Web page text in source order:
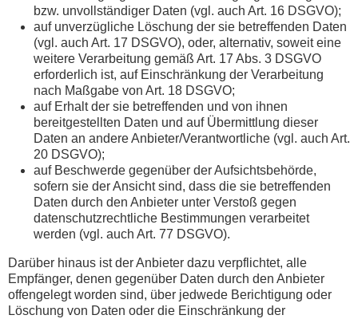
bzw. unvollständiger Daten (vgl. auch Art. 16 DSGVO);
auf unverzügliche Löschung der sie betreffenden Daten
(vgl. auch Art. 17 DSGVO), oder, alternativ, soweit eine
weitere Verarbeitung gemäß Art. 17 Abs. 3 DSGVO
erforderlich ist, auf Einschränkung der Verarbeitung
nach Maßgabe von Art. 18 DSGVO;
auf Erhalt der sie betreffenden und von ihnen
bereitgestellten Daten und auf Übermittlung dieser
Daten an andere Anbieter/Verantwortliche (vgl. auch Art.
20 DSGVO);
auf Beschwerde gegenüber der Aufsichtsbehörde,
sofern sie der Ansicht sind, dass die sie betreffenden
Daten durch den Anbieter unter Verstoß gegen
datenschutzrechtliche Bestimmungen verarbeitet
werden (vgl. auch Art. 77 DSGVO).
Darüber hinaus ist der Anbieter dazu verpflichtet, alle
Empfänger, denen gegenüber Daten durch den Anbieter
offengelegt worden sind, über jedwede Berichtigung oder
Löschung von Daten oder die Einschränkung der